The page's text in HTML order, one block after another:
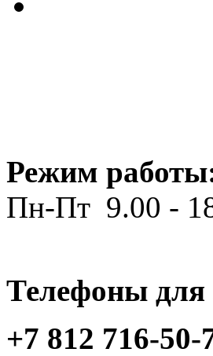
Режим
Пн-Пт 9.00 -
Телефоны для
+7 812 716-50-